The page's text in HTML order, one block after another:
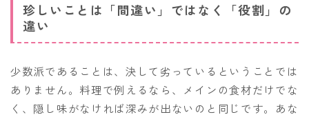
珍しいことは「間違い」ではなく「役割」の
違い
少数派であることは、決して劣っているということでは
ありません。料理で例えるなら、メインの食材だけでな
く、隠し味がなければ深みが出ないのと同じです。あな